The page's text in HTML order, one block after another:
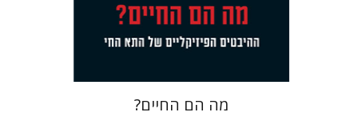
עכשיו בהנחה
$23
מה הם החיים?